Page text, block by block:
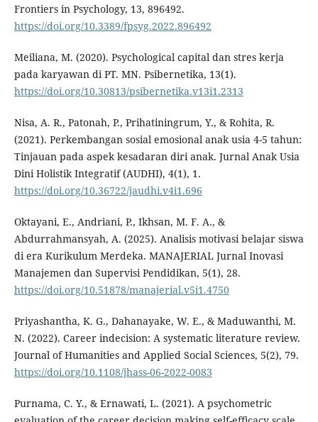
Frontiers in Psychology, 13, 896492.
https://doi.org/10.3389/fpsyg.2022.896492
Meiliana, M. (2020). Psychological capital dan stres kerja
pada karyawan di PT. MN. Psibernetika, 13(1).
https://doi.org/10.30813/psibernetika.v13i1.2313
Nisa, A. R., Patonah, P., Prihatiningrum, Y., & Rohita, R.
(2021). Perkembangan sosial emosional anak usia 4-5 tahun:
Tinjauan pada aspek kesadaran diri anak. Jurnal Anak Usia
Dini Holistik Integratif (AUDHI), 4(1), 1.
https://doi.org/10.36722/jaudhi.v4i1.696
Oktayani, E., Andriani, P., Ikhsan, M. F. A., &
Abdurrahmansyah, A. (2025). Analisis motivasi belajar siswa
di era Kurikulum Merdeka. MANAJERIAL Jurnal Inovasi
Manajemen dan Supervisi Pendidikan, 5(1), 28.
https://doi.org/10.51878/manajerial.v5i1.4750
Priyashantha, K. G., Dahanayake, W. E., & Maduwanthi, M.
N. (2022). Career indecision: A systematic literature review.
Journal of Humanities and Applied Social Sciences, 5(2), 79.
https://doi.org/10.1108/jhass-06-2022-0083
Purnama, C. Y., & Ernawati, L. (2021). A psychometric